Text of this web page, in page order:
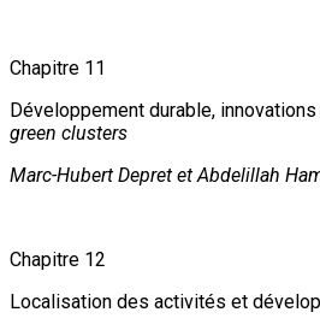
Chapitre 11
Développement durable,
green clusters
Marc-Hubert Depret et Abdelillah
Chapitre 12
Localisation des activités et